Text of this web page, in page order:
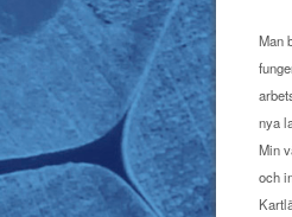
Man
nya
Min
och